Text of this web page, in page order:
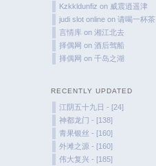
Kzkkldunfiz on 威震逍遥津
judi slot online on请喝一杯茶
言情库 on湘江北去
择偶网 on酒后驾船
择偶网 on千岛之湖
RECENTLY UPDATED
江阴五十九日 - [24]
神都龙门 - [138]
青果银丝 - [160]
外滩之源 - [160]
伟大复兴 - [185]